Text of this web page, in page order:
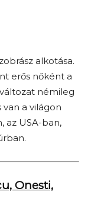
alkotása.
erős nőként a
némileg
van a világon
az USA-ban,
Onesti,